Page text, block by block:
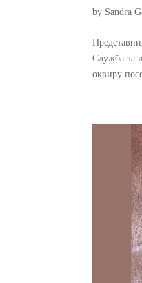
by Sandra
Служба за
оквиру